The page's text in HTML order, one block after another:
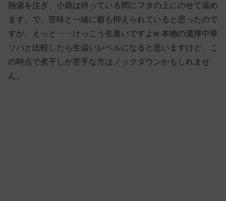
熱湯を注ぎ、小袋は待っている間にフタの上にのせて温め
ます。で、苦味と一緒に癖も抑えられていると思ったので
すが、えっと‥‥けっこう生臭いですよw 本物の濃厚中華
ソバと比較したら生温いレベルになると思いますけど、こ
の時点で煮干しが苦手な方はノックダウンかもしれませ
ん。